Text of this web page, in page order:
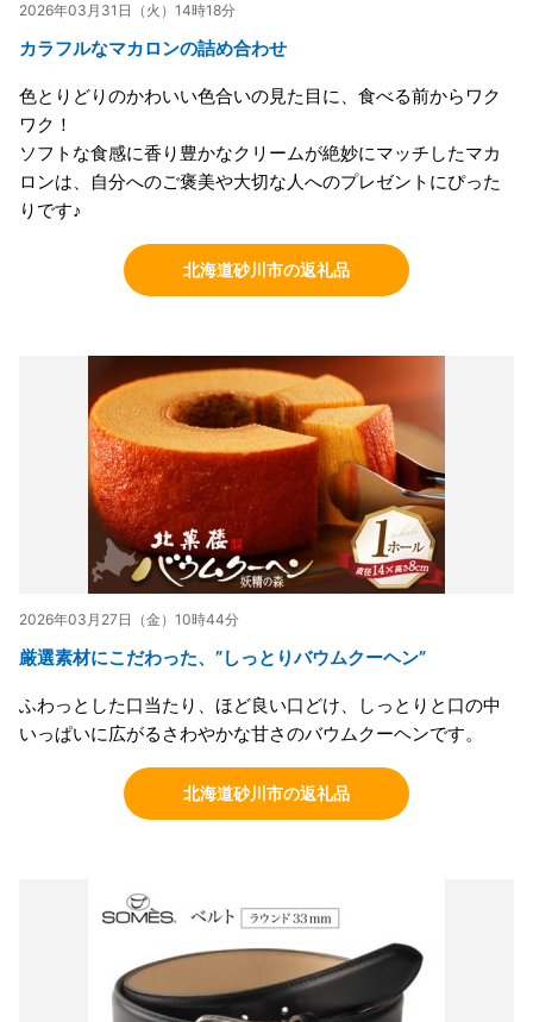
2026年03月31日（火）14時18分
カラフルなマカロンの詰め合わせ
色とりどりのかわいい色合いの見た目に、食べる前からワク
ワク！
ソフトな食感に香り豊かなクリームが絶妙にマッチしたマカ
ロンは、自分へのご褒美や大切な人へのプレゼントにぴった
りです♪
北海道砂川市の返礼品
2026年03月27日（金）10時44分
厳選素材にこだわった、”しっとりバウムクーヘン”
ふわっとした口当たり、ほど良い口どけ、しっとりと口の中
いっぱいに広がるさわやかな甘さのバウムクーヘンです。
北海道砂川市の返礼品